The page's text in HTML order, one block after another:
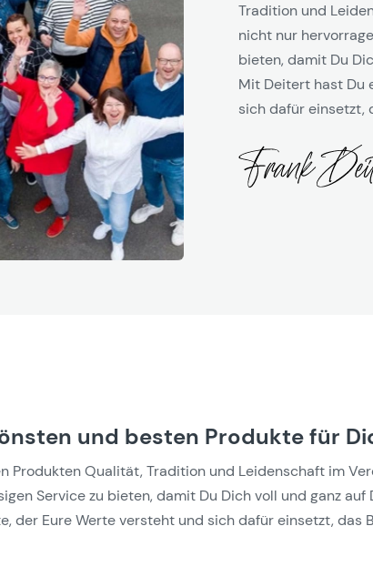
Tradition und
nicht nur
bieten, damit Du
Mit Deitert hast Du
sich dafür einsetzt,
und besten Produkte für
Produkten Qualität, Tradition und Leidenschaft im
Service zu bieten, damit Du Dich voll und ganz
der Eure Werte versteht und sich dafür einsetzt, das